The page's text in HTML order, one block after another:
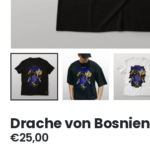
Drache von Bosnien
€25,00